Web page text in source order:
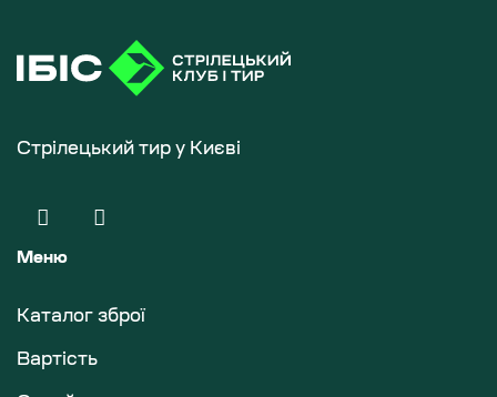
Стрілецький тир у Києві
Меню
Каталог зброї
Вартість